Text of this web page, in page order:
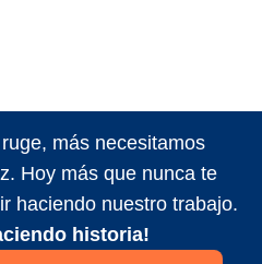
más necesitamos
Hoy más que nunca te
haciendo nuestro trabajo.
historia!